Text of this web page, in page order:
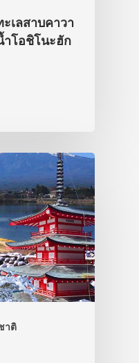
เลสาบคาวา
โอชิโนะฮัก
าติ